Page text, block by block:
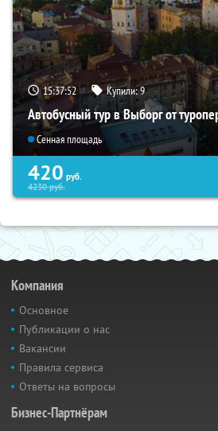
15:37:51 Купили:9
Автобусный тур в Выборг от
Сенная площадь
420 руб.
4230руб.
Компания
Основное
Публикации о нас
Вакансии
Правила сервиса
Ответы на вопросы
Бизнес-Партнёрам